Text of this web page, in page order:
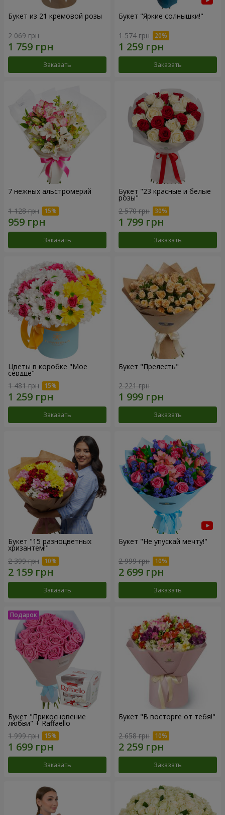
Букет из 21 кремовой розы
2 069 грн
Заказать
Букет "Яркие солнышки!"
1 574 грн
Заказать
7 нежных альстромерий
1 128 грн
Заказать
Букет "23 красные и белые
розы"
2 570 грн
Заказать
Цветы в коробке "Мое
сердце"
1 481 грн
Заказать
Букет "Прелесть"
2 221 грн
Заказать
Букет "15 разноцветных
хризантем!"
2 399 грн
Заказать
Букет "Не упускай мечту!"
2 999 грн
Заказать
Букет "Прикосновение
любви" + Raffaello
1 999 грн
Заказать
Букет "В восторге от тебя!"
2 658 грн
Заказать